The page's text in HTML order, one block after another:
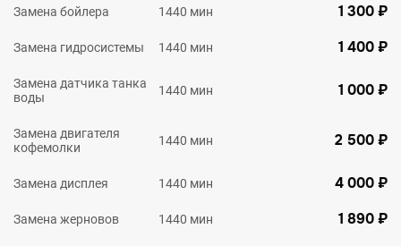
Замена бойлера 1440 мин 1 300 ₽
Замена гидросистемы 1440 мин 1 400 ₽
Замена датчика танка
воды
1440 мин 1 000 ₽
Замена двигателя
кофемолки
1440 мин 2 500 ₽
Замена дисплея 1440 мин 4 000 ₽
Замена жерновов 1440 мин 1 890 ₽